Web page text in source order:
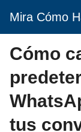
Mira Cómo
Cómo
tus